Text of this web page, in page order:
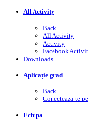
All Activity
Back
All Activity
Activity
Facebook
Downloads
Aplicație grad
Back
Conecteaza-te
Echipa